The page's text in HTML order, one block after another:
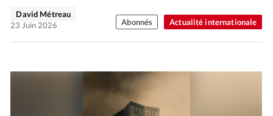
Actualité internationale
David Métreau
23 Juin 2026
Abonnés